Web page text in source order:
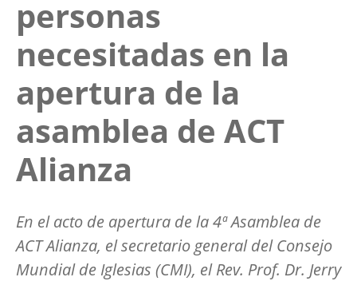
personas
necesitadas en la
apertura de la
asamblea de ACT
Alianza
En el acto de apertura de la 4ª Asamblea de
ACT Alianza, el secretario general del Consejo
Mundial de Iglesias (CMI), el Rev. Prof. Dr. Jerry